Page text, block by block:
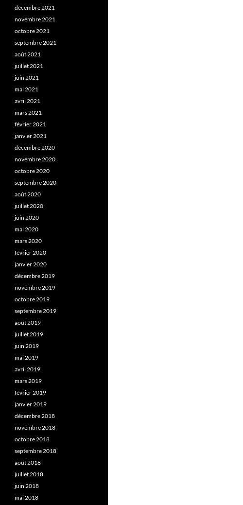
décembre 2021
novembre 2021
octobre 2021
septembre 2021
août 2021
juillet 2021
juin 2021
mai 2021
avril 2021
mars 2021
février 2021
janvier 2021
décembre 2020
novembre 2020
octobre 2020
septembre 2020
août 2020
juillet 2020
juin 2020
mai 2020
mars 2020
février 2020
janvier 2020
décembre 2019
novembre 2019
octobre 2019
septembre 2019
août 2019
juillet 2019
juin 2019
mai 2019
avril 2019
mars 2019
février 2019
janvier 2019
décembre 2018
novembre 2018
octobre 2018
septembre 2018
août 2018
juillet 2018
juin 2018
mai 2018